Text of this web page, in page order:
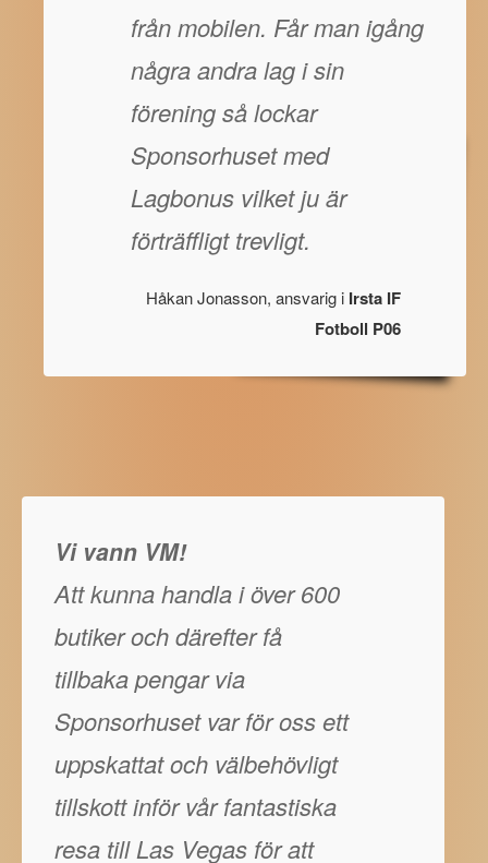
från mobilen. Får man igång
några andra lag i sin
förening så lockar
Sponsorhuset med
Lagbonus vilket ju är
förträffligt trevligt.
Håkan Jonasson, ansvarig i Irsta IF
Fotboll P06
Vi vann VM!
Att kunna handla i över 600
butiker och därefter få
tillbaka pengar via
Sponsorhuset var för oss ett
uppskattat och välbehövligt
tillskott inför vår fantastiska
resa till Las Vegas för att